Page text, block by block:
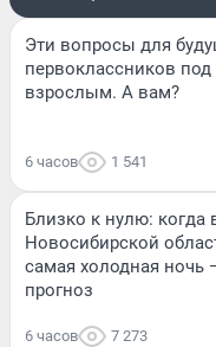
Эти вопросы для
первоклассников
взрослым. А вам?
6 часов 1 541
Близко к нулю: когда
Новосибирской
самая холодная ночь
прогноз
6 часов 7 273